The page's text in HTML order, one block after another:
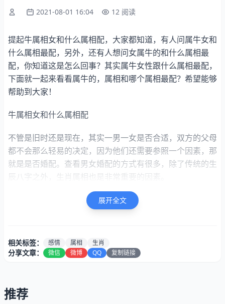
2021-08-01 16:04 12 阅读
提起牛属相女和什么属相配，大家都知道，有人问属牛女和
什么属相最配，另外，还有人想问女属牛的和什么属相最
配，你知道这是怎么回事？其实属牛女性跟什么属相最配，
下面就一起来看看属牛的，属相和哪个属相最配？希望能够
帮助到大家！
牛属相女和什么属相配
不管是旧时还是现在，其实一男一女是否合适，双方的父母
都不会那么轻易的决定，因为他们还需要参照一个因素，那
就是是否婚配。查看男女婚配的方式有很多，除了传统的生
辰八字之外，生肖属相也是非常重要的因素。
在十二生肖婚配中，有六种属相是自然相合的，所谓的相
合，也就是说两种属相在一起非常的合适。它们分别是鼠
与上述中的属相相应，那么在一起，就算是天造地设了。
生肖相害。宜婚配的生肖配对：“鼠配牛，虎配猪。兔配
狗，龙配鸡。马配羊，蛇配猴。”这是指的十二生肖。相冲
展开全文
相关标签： 感情 属相 生肖
分享文章： 微信 微博 QQ 复制链接
推荐